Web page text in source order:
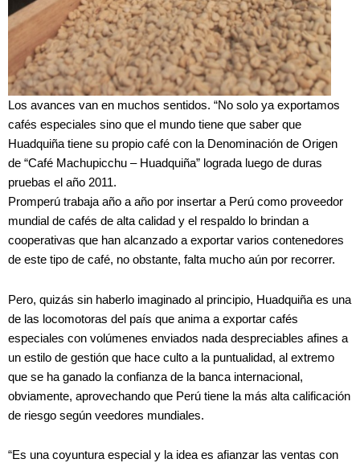
Los avances van en muchos sentidos. “No solo ya exportamos
cafés especiales sino que el mundo tiene que saber que
Huadquiña tiene su propio café con la Denominación de Origen
de “Café Machupicchu – Huadquiña” lograda luego de duras
pruebas el año 2011.
Promperú trabaja año a año por insertar a Perú como proveedor
mundial de cafés de alta calidad y el respaldo lo brindan a
cooperativas que han alcanzado a exportar varios contenedores
de este tipo de café, no obstante, falta mucho aún por recorrer.
Pero, quizás sin haberlo imaginado al principio, Huadquiña es una
de las locomotoras del país que anima a exportar cafés
especiales con volúmenes enviados nada despreciables afines a
un estilo de gestión que hace culto a la puntualidad, al extremo
que se ha ganado la confianza de la banca internacional,
obviamente, aprovechando que Perú tiene la más alta calificación
de riesgo según veedores mundiales.
“Es una coyuntura especial y la idea es afianzar las ventas con